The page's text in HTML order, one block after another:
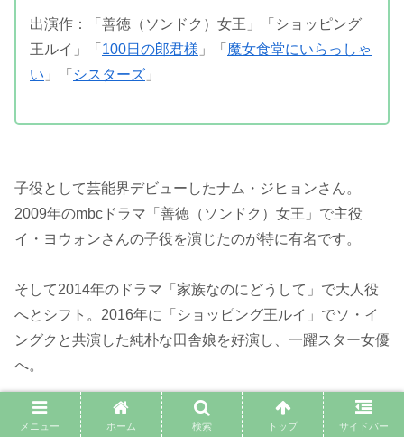
出演作：「善徳（ソンドク）女王」「ショッピング
王ルイ」「 100日の郎君様 」「 魔女食堂にいらっしゃ
い 」「 シスターズ 」
子役として芸能界デビューしたナム・ジヒョンさん。
2009年のmbcドラマ「善徳（ソンドク）女王」で主役
イ・ヨウォンさんの子役を演じたのが特に有名です。
そして2014年のドラマ「家族なのにどうして」で大人役
へとシフト。2016年に「ショッピング王ルイ」でソ・イ
ングクと共演した純朴な田舎娘を好演し、一躍スター女優
へ。
ナム・ジヒョンさんの作品では「 100日の郎君様
」が面白
メニュー ホーム 検索 トップ サイドバー